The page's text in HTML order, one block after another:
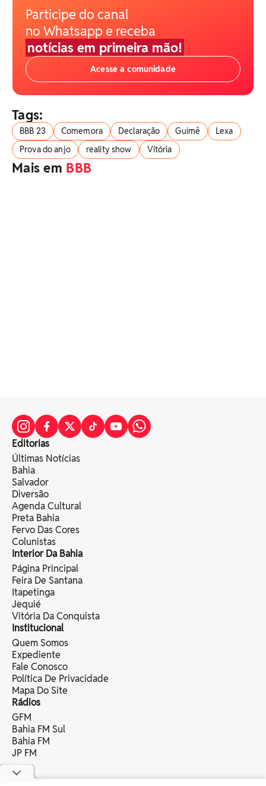
Participe do canal
no Whatsapp e receba
notícias em primeira mão!
Acesse a comunidade
Tags:
BBB 23 Comemora Declaração Guimê
Lexa
Prova do anjo
reality show Vitória
Mais em BBB
Editorias
Últimas Notícias
Bahia
Salvador
Diversão
Agenda Cultural
Preta Bahia
Fervo Das Cores
Colunistas
Interior Da Bahia
Página Principal
Feira De Santana
Itapetinga
Jequié
Vitória Da Conquista
Institucional
Quem Somos
Expediente
Fale Conosco
Política De Privacidade
Mapa Do Site
Rádios
GFM
Bahia FM Sul
Bahia FM
JP FM